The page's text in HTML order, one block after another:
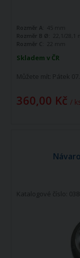
Skladem v ČR
Můžete mít: Pátek
360,00 Kč /
Rozměr A:
45 mm
Rozměr B Ø:
22,1/28,1
Rozměr C:
22 mm
Katalogové číslo: